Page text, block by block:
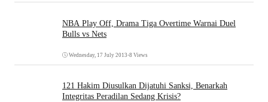
NBA Play Off, Drama Tiga Overtime Warnai Duel
Bulls vs Nets
Wednesday, 17 July 2013 •8 Views
121 Hakim Diusulkan Dijatuhi Sanksi, Benarkah
Integritas Peradilan Sedang Krisis?